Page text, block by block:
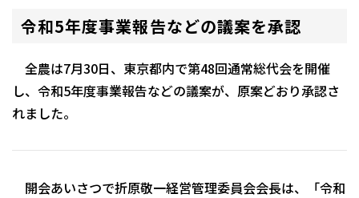
令和5年度事業報告などの議案を承認
全農は7月30日、東京都内で第48回通常総代会を開催
し、令和5年度事業報告などの議案が、原案どおり承認さ
れました。
開会あいさつで折原敬一経営管理委員会会長は、「令和